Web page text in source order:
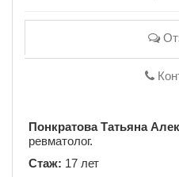
Понкратова Татьяна
ревматолог.
Стаж: 17 лет